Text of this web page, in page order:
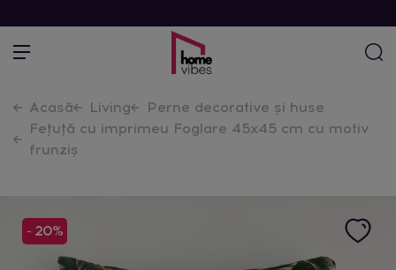
Acasă Living
Perne decorative și huse
Fețuță cu imprimeu Foglare 45x45 cm cu motiv
frunziș
- 20%